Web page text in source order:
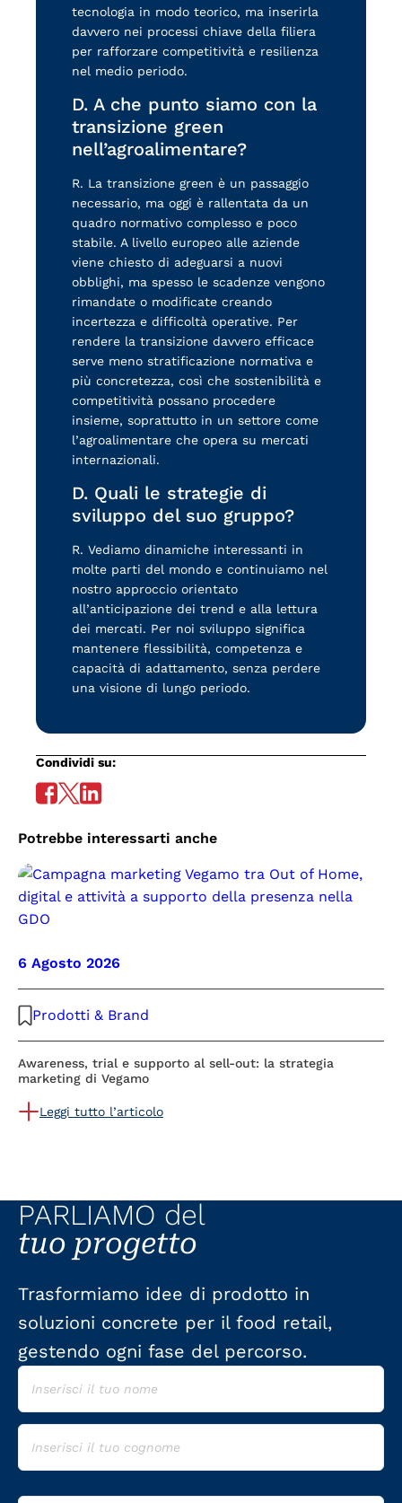
tecnologia in modo teorico, ma inserirla
davvero nei processi chiave della filiera
per rafforzare competitività e resilienza
nel medio periodo.
D. A che punto siamo con la
transizione green
nell’agroalimentare?
R. La transizione green è un passaggio
necessario, ma oggi è rallentata da un
quadro normativo complesso e poco
stabile. A livello europeo alle aziende
viene chiesto di adeguarsi a nuovi
obblighi, ma spesso le scadenze vengono
rimandate o modificate creando
incertezza e difficoltà operative. Per
rendere la transizione davvero efficace
serve meno stratificazione normativa e
più concretezza, così che sostenibilità e
competitività possano procedere
insieme, soprattutto in un settore come
l’agroalimentare che opera su mercati
internazionali.
D. Quali le strategie di
sviluppo del suo gruppo?
R. Vediamo dinamiche interessanti in
molte parti del mondo e continuiamo nel
nostro approccio orientato
all’anticipazione dei trend e alla lettura
dei mercati. Per noi sviluppo significa
mantenere flessibilità, competenza e
capacità di adattamento, senza perdere
una visione di lungo periodo.
Condividi su:
Potrebbe interessarti anche
6 Agosto 2026
Prodotti & Brand
Awareness, trial e supporto al sell-out: la strategia
marketing di Vegamo
Leggi tutto l’articolo
PARLIAMO del
tuo progetto
Trasformiamo idee di prodotto in
soluzioni concrete per il food retail,
gestendo ogni fase del percorso.